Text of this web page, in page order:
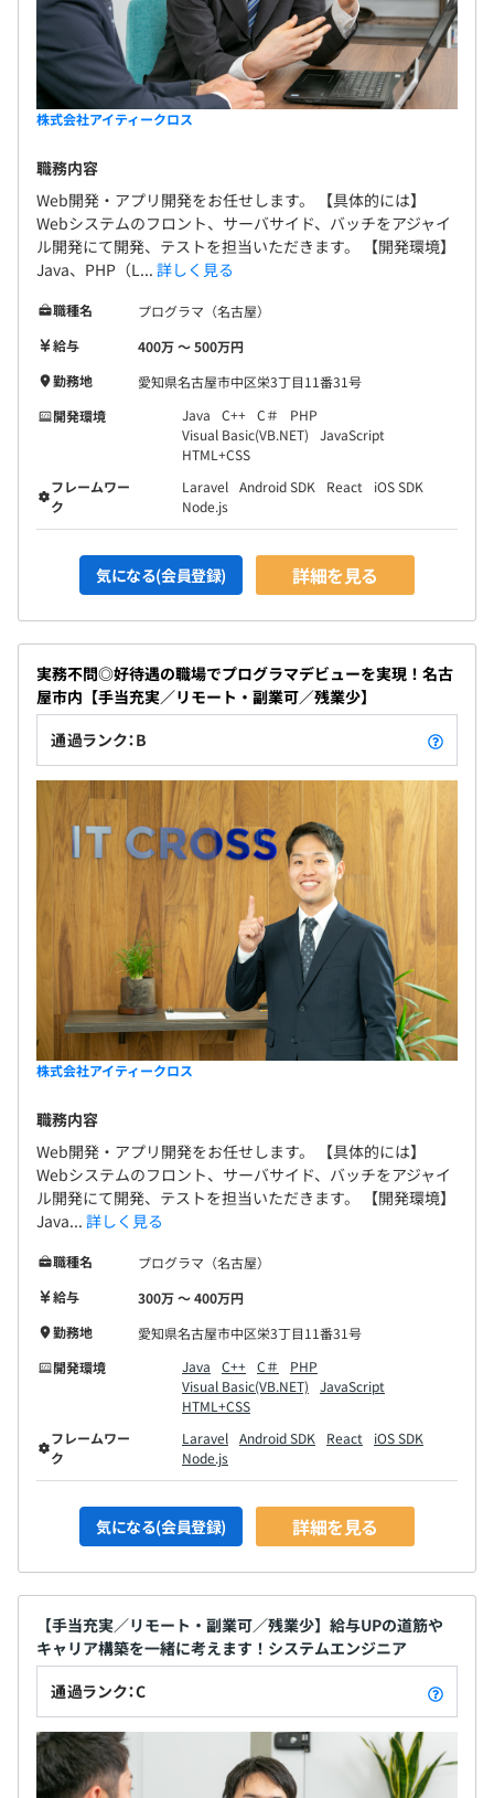
間接部門は2名です。
昇給：年1回（4月）
◎成果に見合う給与を支払うべきという考えがあるので、
給与アップの交渉も歓迎しています！
一般社団法人 愛知県情報サービス産業協会 (AIA保険加
入）
保険）
無期雇用
3～6カ月（待遇の変更はありません）
株式会社アイティークロス
職務内容
Web開発・アプリ開発をお任せします。 【具体的には】
Webシステムのフロント、サーバサイド、バッチをアジャイ
ル開発にて開発、テストを担当いただきます。 【開発環境】
Java、PHP（L... 詳しく見る
職種名
プログラマ（名古屋）
給与
400万 〜 500万円
勤務地
愛知県名古屋市中区栄3丁目11番31号
開発環境
Java C++ C＃
PHP
Visual Basic(VB.NET)
JavaScript
HTML+CSS
フレームワー
ク
Laravel Android SDK React
iOS SDK
Node.js
気になる(会員登録) 詳細を見る
実務不問◎好待遇の職場でプログラマデビューを実現！名古
屋市内【手当充実／リモート・副業可／残業少】
通過ランク：B
株式会社アイティークロス
職務内容
Web開発・アプリ開発をお任せします。 【具体的には】
Webシステムのフロント、サーバサイド、バッチをアジャイ
ル開発にて開発、テストを担当いただきます。 【開発環境】
Java... 詳しく見る
職種名
プログラマ（名古屋）
給与
300万 〜 400万円
勤務地
愛知県名古屋市中区栄3丁目11番31号
開発環境
Java C++ C＃
PHP
Visual Basic(VB.NET)
JavaScript
HTML+CSS
フレームワー
ク
Laravel Android SDK React
iOS SDK
Node.js
気になる(会員登録) 詳細を見る
【手当充実／リモート・副業可／残業少】給与UPの道筋や
キャリア構築を一緒に考えます！システムエンジニア
通過ランク：C